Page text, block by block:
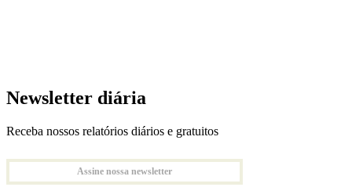
Newsletter diária
Receba nossos relatórios diários e gratuitos
Assine nossa newsletter